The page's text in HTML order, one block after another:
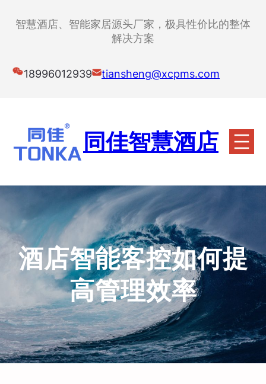
智慧酒店、智能家居源头厂家，极具性价比的整体
解决方案
18996012939 tiansheng@xcpms.com
同佳智慧酒店
酒店智能客控如何提
高管理效率